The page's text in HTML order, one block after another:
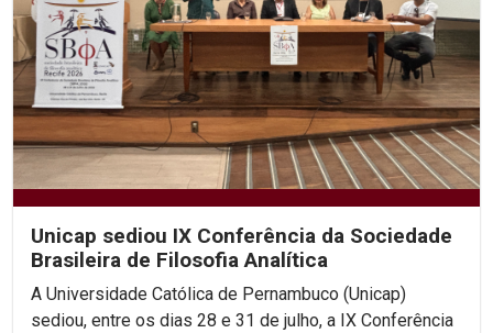
Unicap sediou IX Conferência da Sociedade
Brasileira de Filosofia Analítica
A Universidade Católica de Pernambuco (Unicap)
sediou, entre os dias 28 e 31 de julho, a IX Conferência